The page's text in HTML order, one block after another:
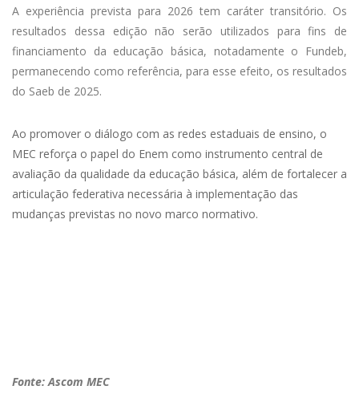
A experiência prevista para 2026 tem caráter transitório. Os
resultados dessa edição não serão utilizados para fins de
financiamento da educação básica, notadamente o Fundeb,
permanecendo como referência, para esse efeito, os resultados
do Saeb de 2025.
Ao promover o diálogo com as redes estaduais de ensino, o
MEC reforça o papel do Enem como instrumento central de
avaliação da qualidade da educação básica, além de fortalecer a
articulação federativa necessária à implementação das
mudanças previstas no novo marco normativo.
Fonte: Ascom MEC